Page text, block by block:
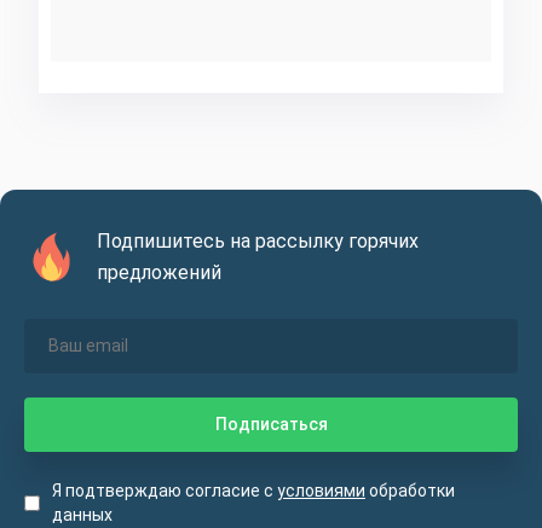
Подпишитесь на рассылку горячих
предложений
Я подтверждаю согласие с условиями обработки
данных